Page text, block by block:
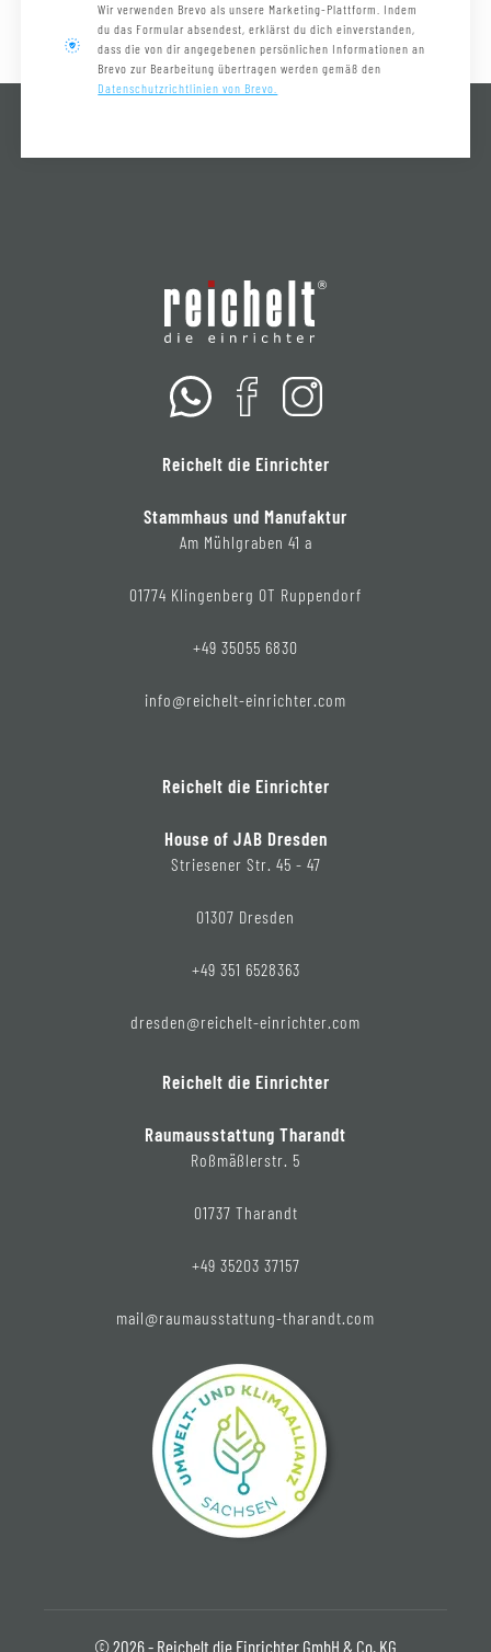
Wir verwenden Brevo als unsere Marketing-Plattform. Indem
du das Formular absendest, erklärst du dich einverstanden,
dass die von dir angegebenen persönlichen Informationen an
Brevo zur Bearbeitung übertragen werden gemäß den
Datenschutzrichtlinien von Brevo.
Reichelt die Einrichter
Stammhaus und Manufaktur
Am Mühlgraben 41 a
01774 Klingenberg OT Ruppendorf
+49 35055 6830
info@reichelt-einrichter.com
Reichelt die Einrichter
House of JAB Dresden
Striesener Str. 45 - 47
01307 Dresden
+49 351 6528363
dresden@reichelt-einrichter.com
Reichelt die Einrichter
Raumausstattung Tharandt
Roßmäßlerstr. 5
01737 Tharandt
+49 35203 37157
mail@raumausstattung-tharandt.com
© 2026 - Reichelt die Einrichter GmbH & Co. KG